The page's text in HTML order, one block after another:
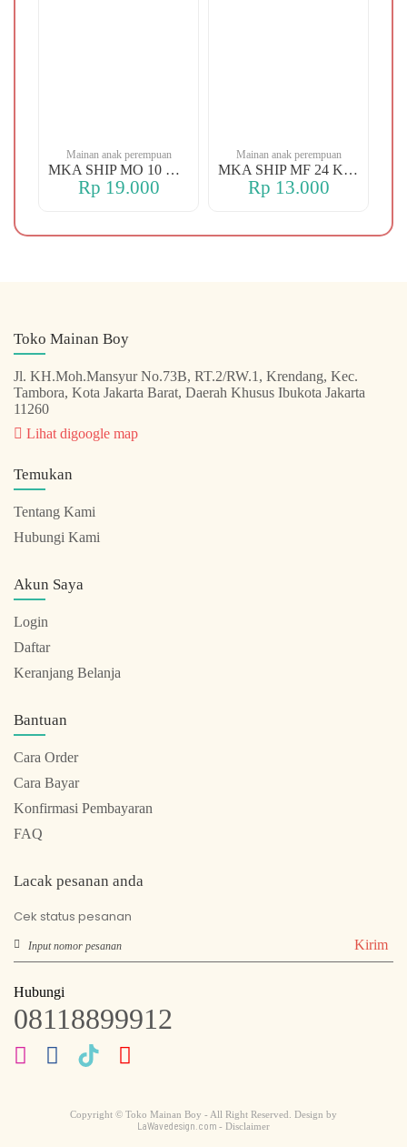
Mainan anak perempuan
MKA SHIP MO 10 CHERRY
Rp 19.000
Mainan anak perempuan
MKA SHIP MF 24 KERANJANG
Rp 13.000
Toko Mainan Boy
Jl. KH.Moh.Mansyur No.73B, RT.2/RW.1, Krendang, Kec.
Tambora, Kota Jakarta Barat, Daerah Khusus Ibukota Jakarta
11260
Lihat digoogle map
Temukan
Tentang Kami
Hubungi Kami
Akun Saya
Login
Daftar
Keranjang Belanja
Bantuan
Cara Order
Cara Bayar
Konfirmasi Pembayaran
FAQ
Lacak pesanan anda
Cek status pesanan
Kirim
Hubungi
08118899912
Copyright © Toko Mainan Boy - All Right Reserved. Design by
LaWavedesign.com - Disclaimer